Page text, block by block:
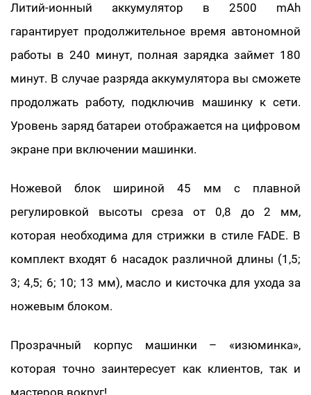
Литий-ионный аккумулятор в 2500 mAh
гарантирует продолжительное время автономной
работы в 240 минут, полная зарядка займет 180
минут. В случае разряда аккумулятора вы сможете
продолжать работу, подключив машинку к сети.
Уровень заряд батареи отображается на цифровом
экране при включении машинки.
Ножевой блок шириной 45 мм с плавной
регулировкой высоты среза от 0,8 до 2 мм,
которая необходима для стрижки в стиле FADE. В
комплект входят 6 насадок различной длины (1,5;
3; 4,5; 6; 10; 13 мм), масло и кисточка для ухода за
ножевым блоком.
Прозрачный корпус машинки – «изюминка»,
которая точно заинтересует как клиентов, так и
мастеров вокруг!